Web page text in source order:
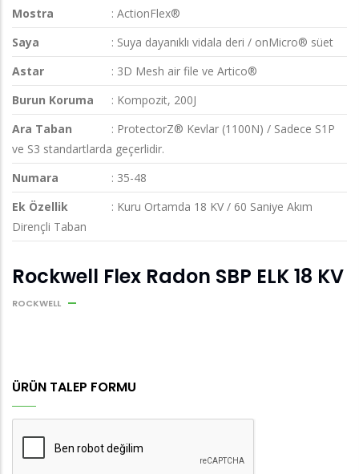
Mostra
: ActionFlex®
Saya
: Suya dayanıklı vidala deri / onMicro® süet
Astar
: 3D Mesh air file ve Artico®
Burun Koruma
: Kompozit, 200J
Ara Taban
: ProtectorZ® Kevlar (1100N) / Sadece S1P
ve S3 standartlarda geçerlidir.
Numara
: 35-48
Ek Özellik
: Kuru Ortamda 18 KV / 60 Saniye Akım
Dirençli Taban
Rockwell Flex Radon SBP ELK 18 KV
ROCKWELL
ÜRÜN TALEP FORMU